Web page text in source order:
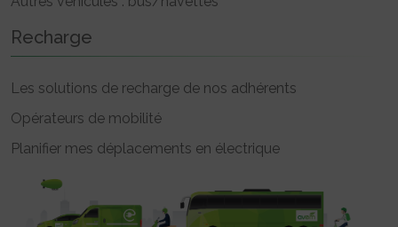
Recharge
Les solutions de recharge de nos adhérents
Opérateurs de mobilité
Planifier mes déplacements en électrique